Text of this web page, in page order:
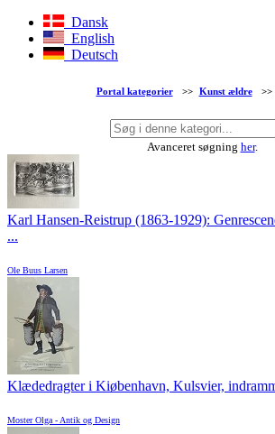
Dansk
English
Deutsch
Portal kategorier >> Kunst ældre >>
Avanceret søgning her.
Karl Hansen-Reistrup (1863-1929):
...
Ole Buus Larsen
Klædedragter i Kiøbenhavn, Kulsvier,
Moster Olga - Antik og Design